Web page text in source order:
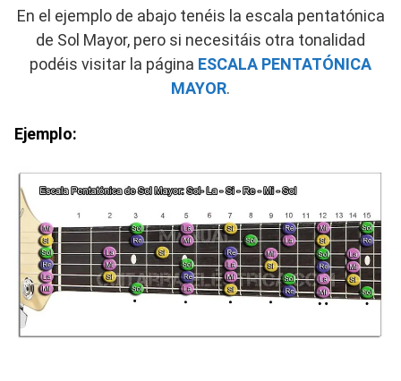
En el ejemplo de abajo tenéis la escala pentatónica
de Sol Mayor, pero si necesitáis otra tonalidad
podéis visitar la página ESCALA PENTATÓNICA
MAYOR.
Ejemplo: